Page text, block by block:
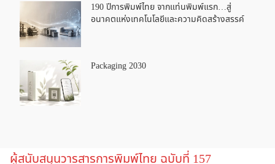
190 ปีการพิมพ์ไทย จากแท่นพิมพ์แรก…สู่
อนาคตแห่งเทคโนโลยีและความคิดสร้างสรรค์
Packaging 2030
ผู้สนับสนุนวารสารการพิมพ์ไทย ฉบับที่ 157